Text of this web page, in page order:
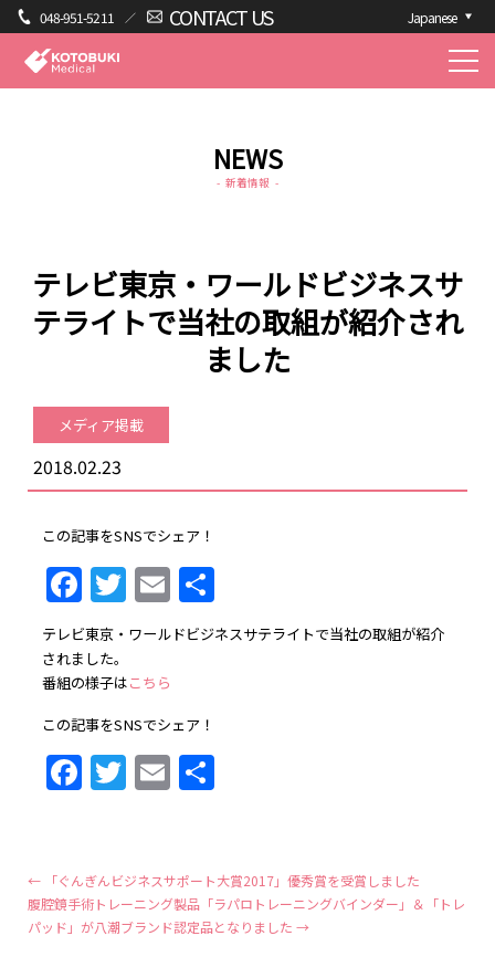
048-951-5211 CONTACT US Japanese
NEWS
新着情報
テレビ東京・ワールドビジネスサ
テライトで当社の取組が紹介され
ました
メディア掲載
2018.02.23
この記事をSNSでシェア！
Facebook
Twitter
Email
有
テレビ東京・ワールドビジネスサテライトで当社の取組が紹介
されました。
番組の様子はこちら
この記事をSNSでシェア！
Facebook
Twitter
Email
←
「ぐんぎんビジネスサポート大賞2017」優秀賞を受賞しました
腹腔鏡手術トレーニング製品「ラパロトレーニングバインダー」＆「トレ
パッド」が八潮ブランド認定品となりました →